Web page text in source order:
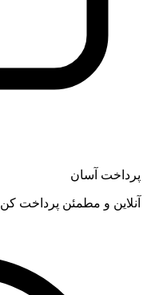
پرداخت آسان
آنلاین و مطمئن پرداخت کن